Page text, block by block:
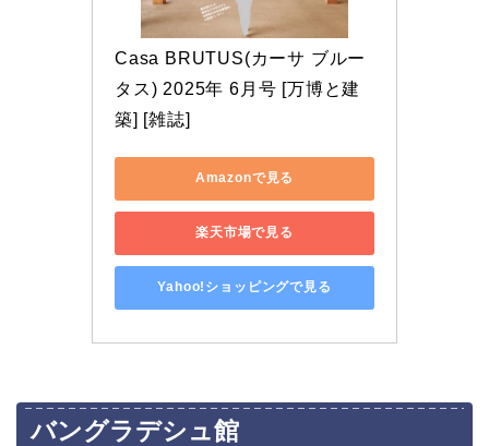
Casa BRUTUS(カーサ ブルー
タス) 2025年 6月号 [万博と建
築] [雑誌]
Amazonで見る
楽天市場で見る
Yahoo!ショッピングで見る
バングラデシュ館